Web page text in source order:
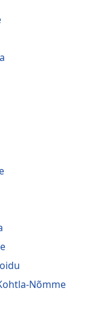
Nõmme